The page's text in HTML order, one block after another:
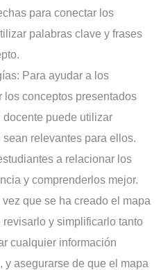
para conectar los
palabras clave y frases
Para ayudar a los
los conceptos presentados
puede utilizar
relevantes para ellos.
a relacionar los
y comprenderlos mejor.
que se ha creado el mapa
y simplificarlo tanto
cualquier información
y asegurarse de que el mapa